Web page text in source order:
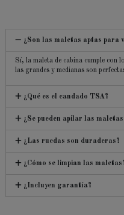
¿Son las maletas aptas para
Sí, la maleta de cabina cumple con
las grandes y medianas son
¿Qué es el candado TSA?
¿Se pueden apilar las
¿Las ruedas son duraderas?
¿Cómo se limpian las
¿Incluyen garantía?